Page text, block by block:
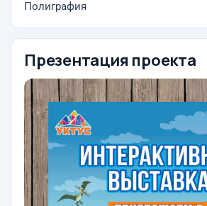
Полиграфия
Презентация проекта